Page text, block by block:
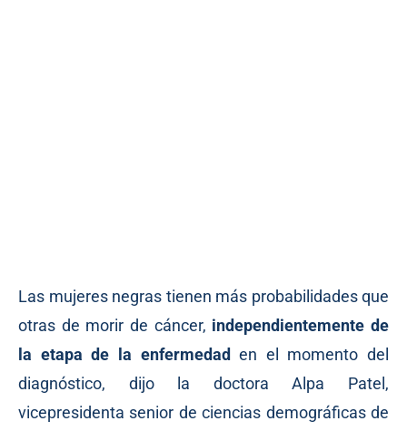
Las mujeres negras tienen más probabilidades que
otras de morir de cáncer, independientemente de
la etapa de la enfermedad en el momento del
diagnóstico, dijola doctora Alpa Patel,
vicepresidenta senior de ciencias demográficas de